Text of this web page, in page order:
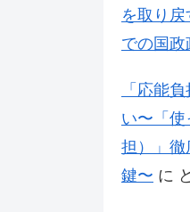
を取り
での国政
「応能
い〜「
担）」徹
鍵〜 に